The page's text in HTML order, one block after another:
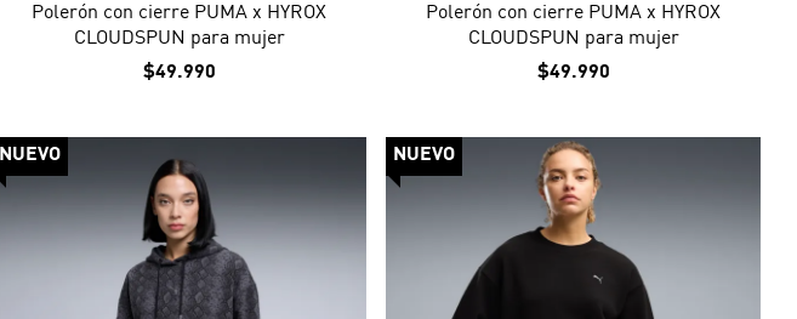
Polerón con cierre PUMA x HYROX
CLOUDSPUN para mujer
$49.990
Polerón con cierre PUMA x HYROX
CLOUDSPUN para mujer
$49.990
NUEVO NUEVO